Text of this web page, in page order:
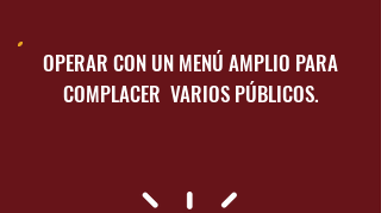
OPERAR CON UN MENÚ AMPLIO PARA
COMPLACER VARIOS PÚBLICOS.